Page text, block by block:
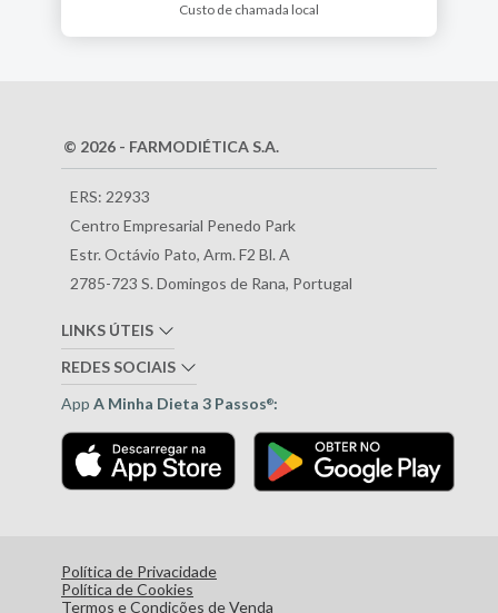
Custo de chamada local
© 2026 - FARMODIÉTICA S.A.
ERS: 22933
Centro Empresarial Penedo Park
Estr. Octávio Pato, Arm. F2 Bl. A
2785-723 S. Domingos de Rana, Portugal
LINKS ÚTEIS
REDES SOCIAIS
App A Minha Dieta 3 Passos®:
Política de Privacidade
Política de Cookies
Termos e Condições de Venda